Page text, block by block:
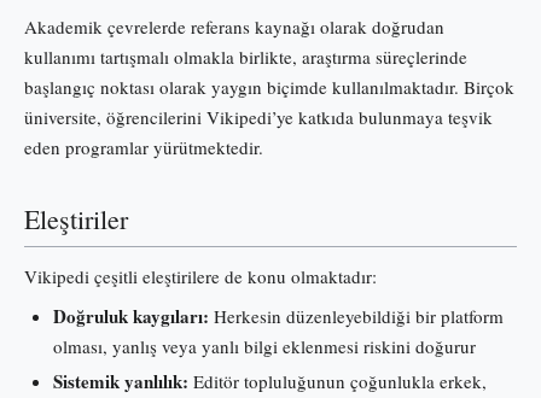
Akademik çevrelerde referans kaynağı olarak doğrudan
kullanımı tartışmalı olmakla birlikte, araştırma süreçlerinde
başlangıç noktası olarak yaygın biçimde kullanılmaktadır. Birçok
üniversite, öğrencilerini Vikipedi’ye katkıda bulunmaya teşvik
eden programlar yürütmektedir.
Eleştiriler
Vikipedi çeşitli eleştirilere de konu olmaktadır:
Doğruluk kaygıları: Herkesin düzenleyebildiği bir platform
olması, yanlış veya yanlı bilgi eklenmesi riskini doğurur
Sistemik yanlılık: Editör topluluğunun çoğunlukla erkek,